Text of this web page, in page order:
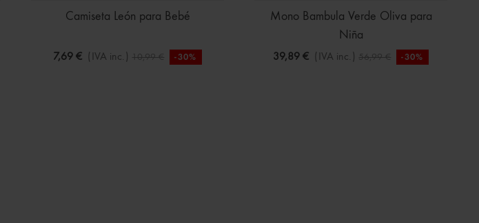
Camiseta León para Bebé
7,69 € (IVA inc.) 10,99 € -30%
Mono Bambula Verde Oliva para
Niña
39,89 € (IVA inc.) 56,99 € -30%